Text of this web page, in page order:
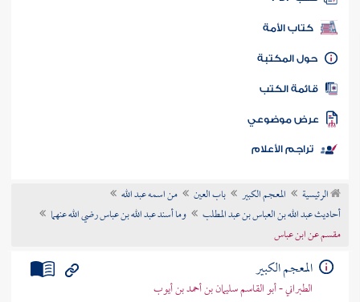
كتب PDF
كتاب الأمة
المكتبة
الكتب
موضوعي
تراجم الأعلام
الرئيسية المعجم الكبير باب العين
من اسمه عبد الله
أحاديث عبد الله بن العباس بن عبد المطلب
وما أسند عبد الله بن عباس رضي الله عنهما
مقسم عن ابن عباس
المعجم الكبير
الطبراني - أبو القاسم سليمان بن أحمد بن أيوب